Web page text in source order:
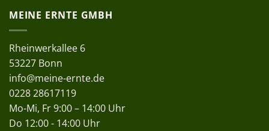
MEINE ERNTE GMBH
Rheinwerkallee 6
53227 Bonn
info@meine-ernte.de
0228 28617119
Mo-Mi, Fr 9:00 – 14:00 Uhr
Do 12:00 - 14:00 Uhr